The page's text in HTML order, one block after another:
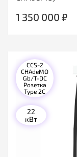
1 350 000 ₽
CCS-2
CHAdeMO
Gb/T-DC
Розетка
Type 2C
22
кВт